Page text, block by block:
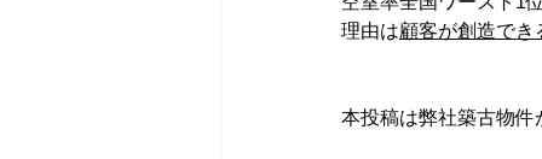
理由は顧客が創造でき
本投稿は弊社築古物